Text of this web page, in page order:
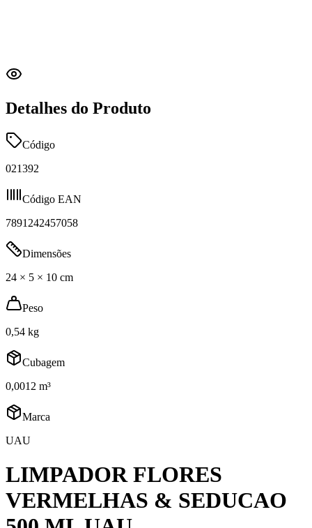
Detalhes do Produto
Código
021392
Código EAN
7891242457058
Dimensões
24 × 5 × 10 cm
Peso
0,54 kg
Cubagem
0,0012 m³
Marca
UAU
LIMPADOR FLORES
VERMELHAS & SEDUCAO